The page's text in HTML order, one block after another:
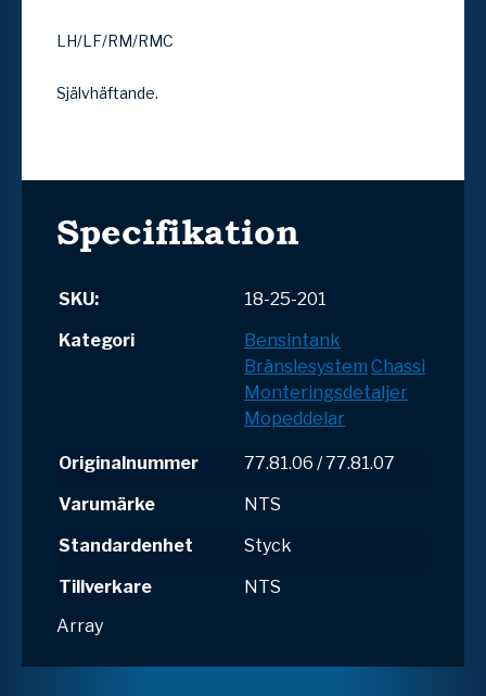
LH/LF/RM/RMC
Självhäftande.
Specifikation
SKU:
18-25-201
Kategori
Bensintank
Bränslesystem Chassi
Monteringsdetaljer
Mopeddelar
Originalnummer
77.81.06 / 77.81.07
Varumärke
NTS
Standardenhet
Styck
Tillverkare
NTS
Array